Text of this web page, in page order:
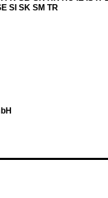
SI SK SM TR